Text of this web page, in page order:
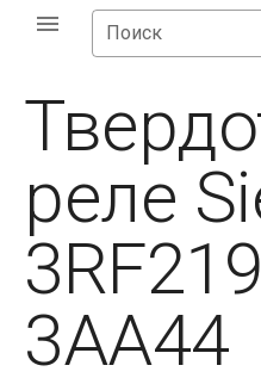
Поиск
реле
3AA44